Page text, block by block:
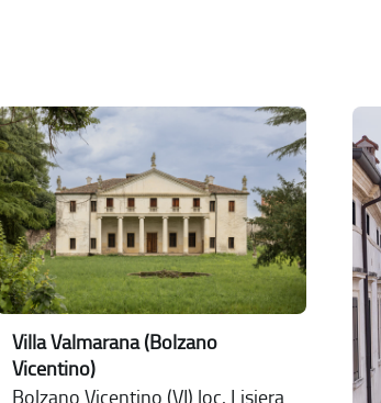
Villa Valmarana (Bolzano
Vicentino)
Bolzano Vicentino (VI) loc. Lisiera